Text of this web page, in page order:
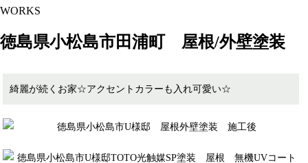
WORKS
徳島県小松島市田浦町 屋根/外壁塗装
綺麗が続くお家☆アクセントカラーも入れ可愛い☆